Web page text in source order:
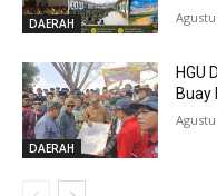
DAERAH
DAERAH
HGU
Buay